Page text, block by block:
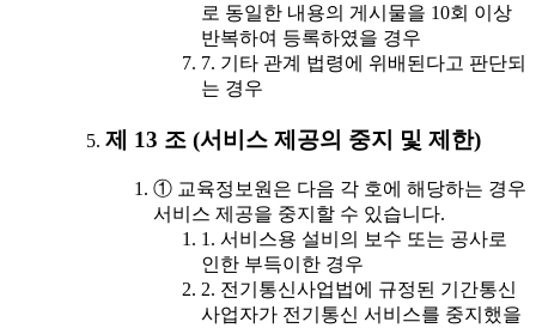
로 동일한 내용의 게시물을 10회 이상
반복하여 등록하였을 경우
7. 기타 관계 법령에 위배된다고 판단되
는 경우
제 13 조 (서비스 제공의 중지 및 제한)
① 교육정보원은 다음 각 호에 해당하는 경우
서비스 제공을 중지할 수 있습니다.
1. 서비스용 설비의 보수 또는 공사로
인한 부득이한 경우
2. 전기통신사업법에 규정된 기간통신
사업자가 전기통신 서비스를 중지했을